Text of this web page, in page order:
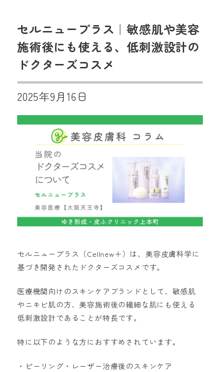
セルニュープラス｜敏感肌や美容
施術後にも使える、低刺激設計の
ドクターズコスメ
2025年9月16日
セルニュープラス（Cellnew＋）は、美容皮膚科学に
基づき開発されたドクターズコスメです。
医療機関向けのスキンケアブランドとして、敏感肌
やニキビ肌の方、美容施術後の繊細な肌にも使える
低刺激設計であることが特長です。
特に以下のような方におすすめされています。
・ピーリング・レーザー治療後のスキンケア